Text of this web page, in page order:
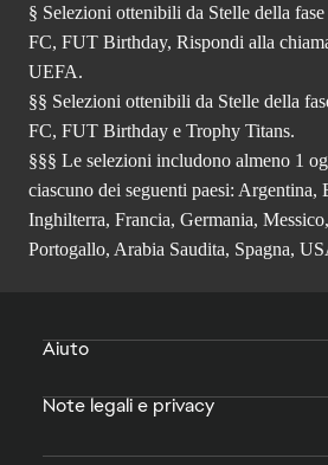
§ Selezioni ottenibili da Stelle della
FC, FUT Birthday, Rispondi alla
UEFA.
§§ Selezioni ottenibili da Stelle della
FC, FUT Birthday e Trophy Titans.
§§§ Le selezioni includono almeno 1
ciascuno dei seguenti paesi: Argentina,
Inghilterra, Francia, Germania,
Portogallo, Arabia Saudita, Spagna,
Aiuto
Note legali e privacy